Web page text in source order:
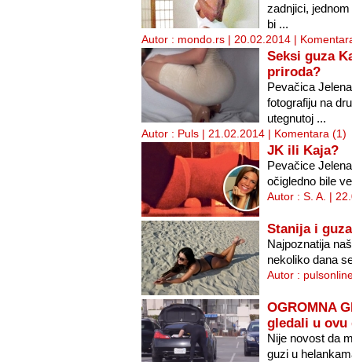
zadnjici,
bi ...
Autor : mondo.rs | 20.02.2014 |
Seksi guza
priroda?
Pevačica
fotografiju na
utegnutoj ...
Autor : Puls | 21.02.2014 | Komentara (1)
JK ili Kaja?
Pevačice
očigledno bile
Autor : S. A. |
Stanija i
Najpoznatija
nekoliko dana
Autor :
OGROMNA
gledali u ovu
Nije novost da
guzi u